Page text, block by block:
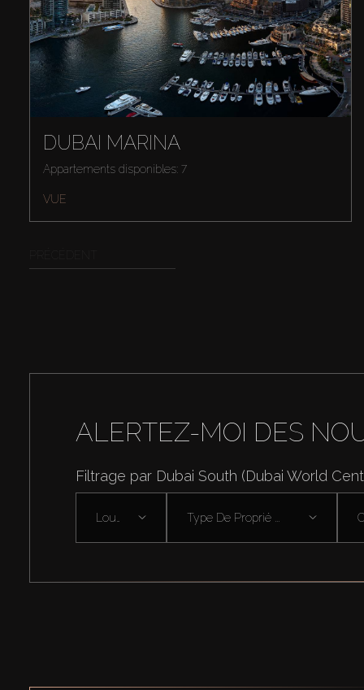
DUBAI MARINA
Appartements disponibles: 7
VUE
ALERTEZ-MOI DES
Filtrage par Dubai South (Dubai World
Type De Proprié ...